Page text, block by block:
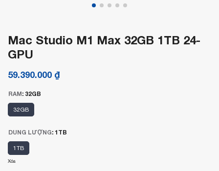
Mac Studio M1 Max 32GB 1TB 24-
GPU
59.390.000 ₫
RAM: 32GB
32GB
DUNG LƯỢNG: 1TB
1TB
Xóa